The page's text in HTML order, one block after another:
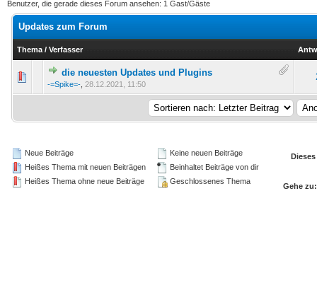
Benutzer, die gerade dieses Forum ansehen: 1 Gast/Gäste
Updates zum Forum
Thema / Verfasser
die neuesten Updates und Plugins
-=Spike=- 28.12.2021, 11:50
- 0 von 5 durchschnittlich
Neue Beiträge
Heißes Thema mit neuen Beiträgen
Heißes Thema ohne neue Beiträge
Keine neuen Beiträge
Beinhaltet Beiträge von dir
Geschlossenes Thema
Gehe zu: